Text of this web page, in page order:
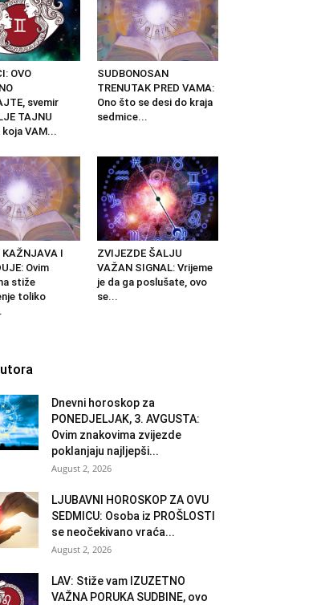
OVO
svemir
TAJNU
koja VAM...
SUDBONOSAN
TRENUTAK PRED VAMA:
Ono što se desi do kraja
sedmice...
KAŽNJAVA I
Ovim
stiže
toliko
ZVIJEZDE ŠALJU
VAŽAN SIGNAL: Vrijeme
je da ga poslušate, ovo
se...
Dnevni horoskop za
PONEDJELJAK, 3. AVGUSTA:
Ovim znakovima zvijezde
poklanjaju najljepši...
August 2, 2026
LJUBAVNI HOROSKOP ZA OVU
SEDMICU: Osoba iz PROŠLOSTI
se neočekivano vraća...
August 2, 2026
LAV: Stiže vam IZUZETNO
VAŽNA PORUKA SUDBINE, ovo